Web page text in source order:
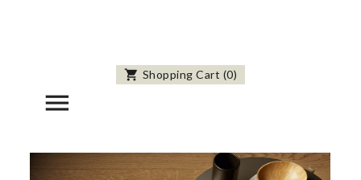
Shopping Cart (0)
shopping_cart
menu